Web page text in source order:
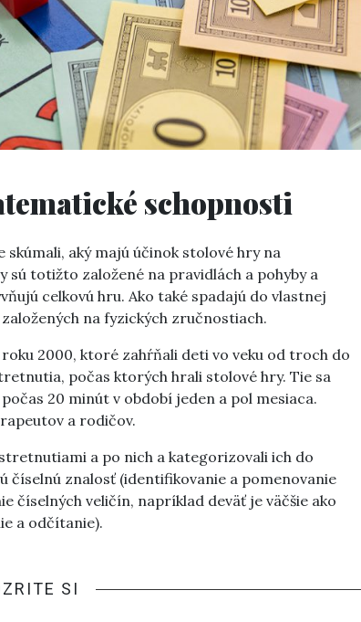
schopnosti
aký majú účinok stolové hry na
totižto založené na pravidlách a pohyby a
celkovú hru. Ako také spadajú do vlastnej
na fyzických zručnostiach.
2000, ktoré zahŕňali deti vo veku od troch do
počas ktorých hrali stolové hry. Tie sa
20 minút v období jeden a pol mesiaca.
a rodičov.
a po nich a kategorizovali ich do
znalosť (identifikovanie a pomenovanie
číselných veličín, napríklad deväť je väčšie ako
a odčítanie).
SI